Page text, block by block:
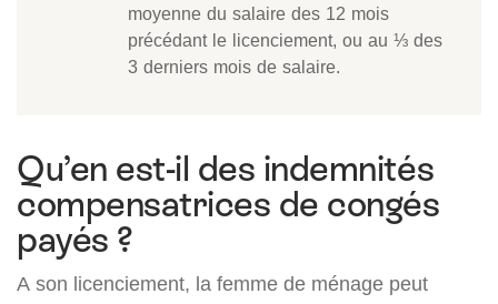
moyenne du salaire des 12 mois
précédant le licenciement, ou au ⅓ des
3 derniers mois de salaire.
Qu’en est-il des indemnités
compensatrices de congés
payés ?
A son licenciement, la femme de ménage peut